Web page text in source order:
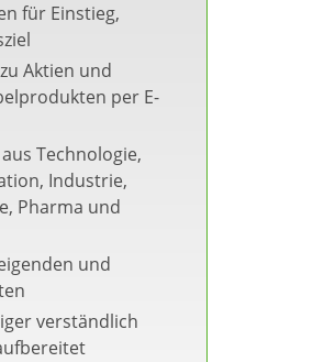
für Einstieg,
Aktien und
per E-
Technologie,
Industrie,
Pharma und
und
verständlich